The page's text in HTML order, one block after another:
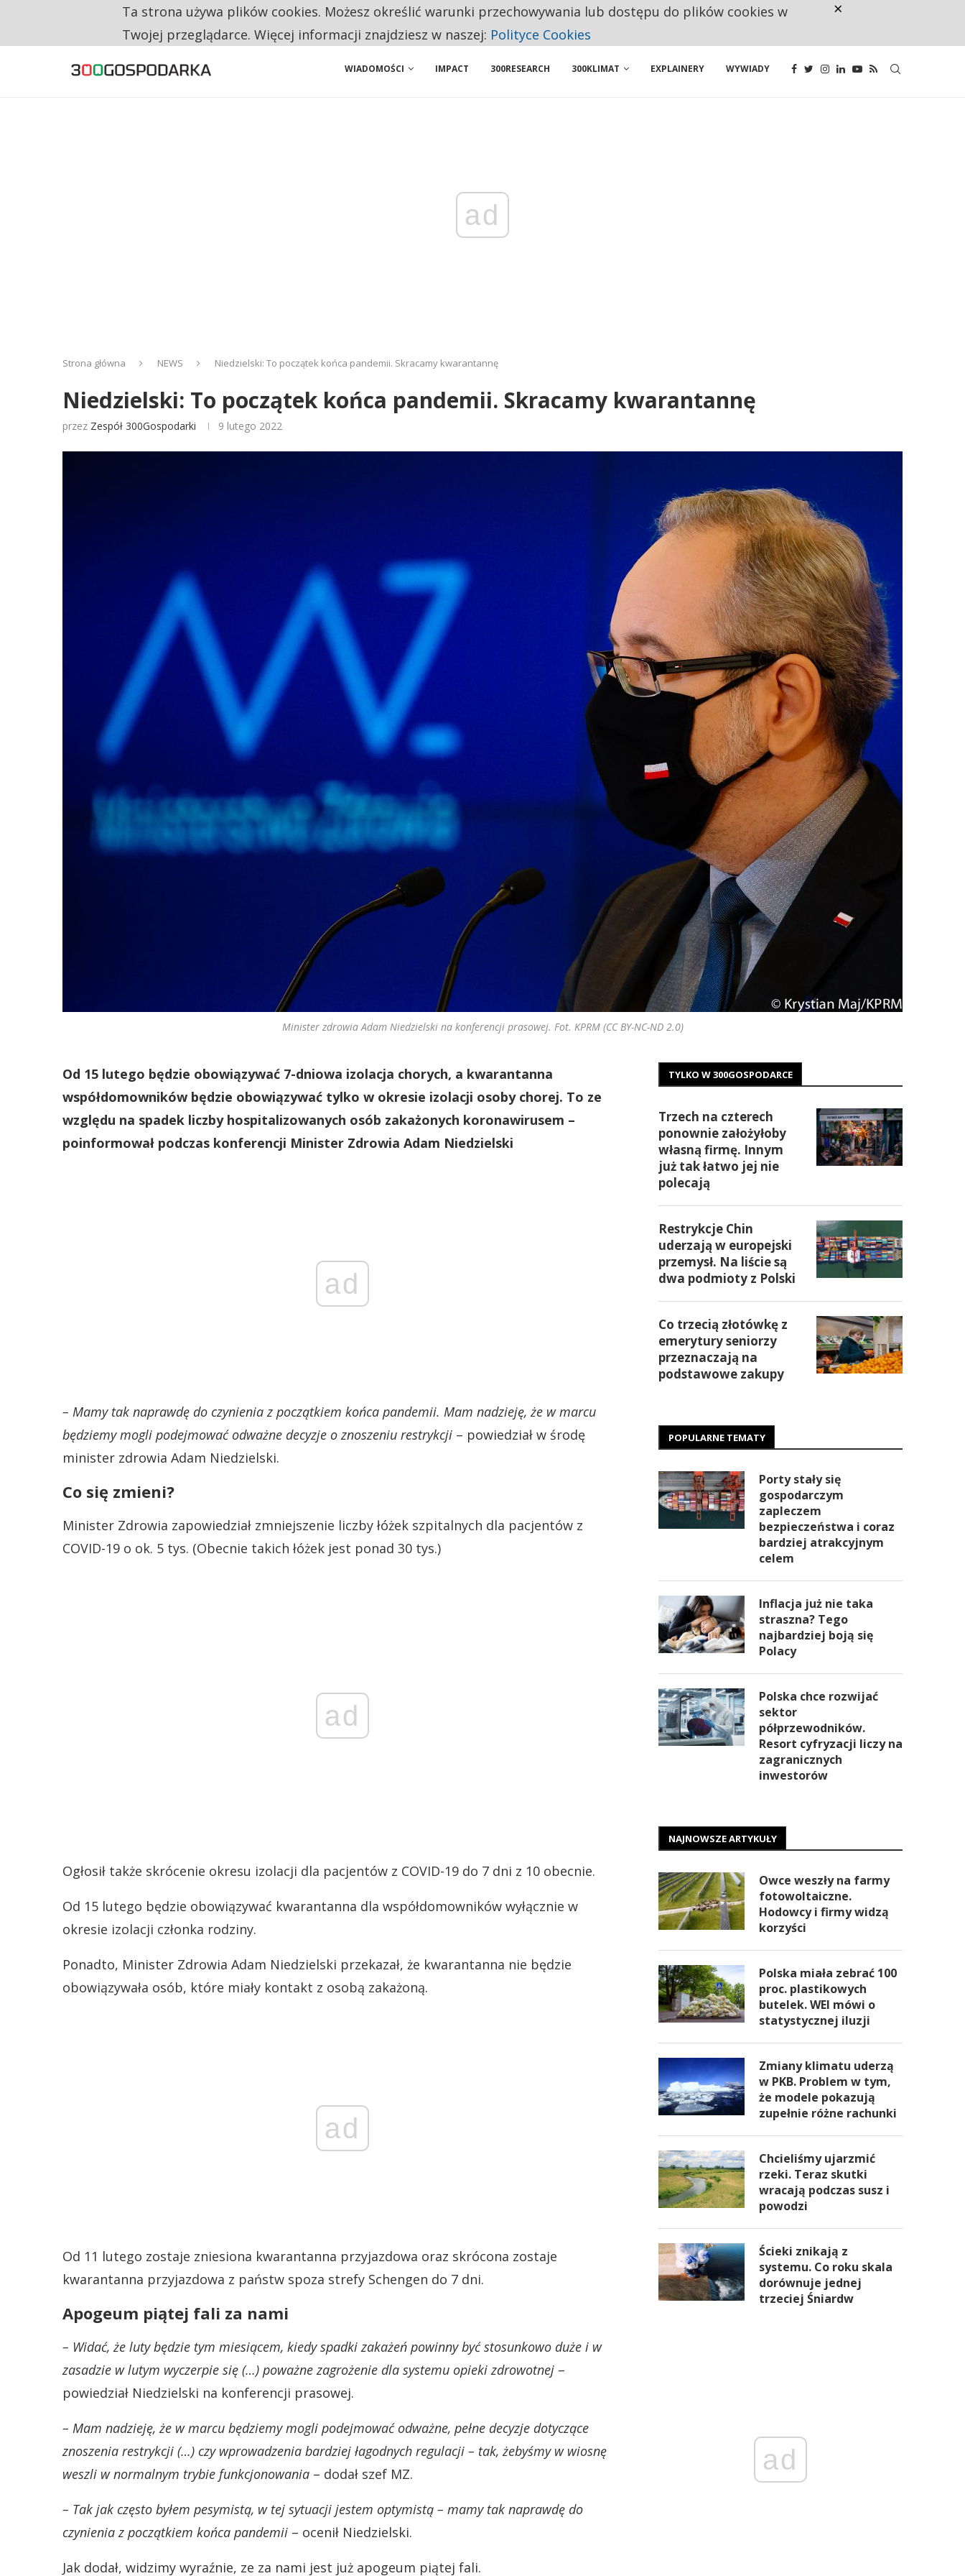
CO TRZECIĄ ZŁOTÓWKĘ Z EMERYTURY SENIORZY PRZEZNACZAJĄ NA PODSTAWOWE ZAKUPY
WIADOMOŚCI IMPACT 300RESEARCH 300KLIMAT EXPLAINERY WYWIADY
ad
Strona główna NEWS Niedzielski: To początek końca pandemii. Skracamy kwarantannę
Niedzielski: To początek końca pandemii. Skracamy kwarantannę
przez Zespół 300Gospodarki 9 lutego 2022
Minister zdrowia Adam Niedzielski na konferencji prasowej. Fot. KPRM (CC BY-NC-ND 2.0)
Od 15 lutego będzie obowiązywać 7-dniowa izolacja chorych, a kwarantanna
współdomowników będzie obowiązywać tylko w okresie izolacji osoby chorej. To ze
względu na spadek liczby hospitalizowanych osób zakażonych koronawirusem –
poinformował podczas konferencji Minister Zdrowia Adam Niedzielski
ad
– Mamy tak naprawdę do czynienia z początkiem końca pandemii. Mam nadzieję, że w marcu
będziemy mogli podejmować odważne decyzje o znoszeniu restrykcji – powiedział w środę
minister zdrowia Adam Niedzielski.
Co się zmieni?
Minister Zdrowia zapowiedział zmniejszenie liczby łóżek szpitalnych dla pacjentów z
COVID-19 o ok. 5 tys. (Obecnie takich łóżek jest ponad 30 tys.)
ad
Ogłosił także skrócenie okresu izolacji dla pacjentów z COVID-19 do 7 dni z 10 obecnie.
Od 15 lutego będzie obowiązywać kwarantanna dla współdomowników wyłącznie w
okresie izolacji członka rodziny.
Ponadto, Minister Zdrowia Adam Niedzielski przekazał, że kwarantanna nie będzie
obowiązywała osób, które miały kontakt z osobą zakażoną.
ad
Od 11 lutego zostaje zniesiona kwarantanna przyjazdowa oraz skrócona zostaje
kwarantanna przyjazdowa z państw spoza strefy Schengen do 7 dni.
Apogeum piątej fali za nami
– Widać, że luty będzie tym miesiącem, kiedy spadki zakażeń powinny być stosunkowo duże i w
zasadzie w lutym wyczerpie się (…) poważne zagrożenie dla systemu opieki zdrowotnej –
powiedział Niedzielski na konferencji prasowej.
– Mam nadzieję, że w marcu będziemy mogli podejmować odważne, pełne decyzje dotyczące
znoszenia restrykcji (…) czy wprowadzenia bardziej łagodnych regulacji – tak, żebyśmy w wiosnę
weszli w normalnym trybie funkcjonowania – dodał szef MZ.
– Tak jak często byłem pesymistą, w tej sytuacji jestem optymistą – mamy tak naprawdę do
czynienia z początkiem końca pandemii – ocenił Niedzielski.
Jak dodał, widzimy wyraźnie, ze za nami jest już apogeum piątej fali.
TYLKO W 300GOSPODARCE
Trzech na czterech
ponownie założyłoby
własną firmę. Innym
już tak łatwo jej nie
polecają
Restrykcje Chin
uderzają w europejski
przemysł. Na liście są
dwa podmioty z Polski
Co trzecią złotówkę z
emerytury seniorzy
przeznaczają na
podstawowe zakupy
POPULARNE TEMATY
Porty stały się
gospodarczym
zapleczem
bezpieczeństwa i coraz
bardziej atrakcyjnym
celem
Inflacja już nie taka
straszna? Tego
najbardziej boją się
Polacy
Polska chce rozwijać
sektor
półprzewodników.
Resort cyfryzacji liczy na
zagranicznych
inwestorów
NAJNOWSZE ARTYKUŁY
Owce weszły na farmy
fotowoltaiczne.
Hodowcy i firmy widzą
korzyści
Polska miała zebrać 100
proc. plastikowych
butelek. WEI mówi o
statystycznej iluzji
Zmiany klimatu uderzą
w PKB. Problem w tym,
że modele pokazują
zupełnie różne rachunki
Chcieliśmy ujarzmić
rzeki. Teraz skutki
wracają podczas susz i
powodzi
Ścieki znikają z
systemu. Co roku skala
dorównuje jednej
trzeciej Śniardw
ad
Ta strona używa plików cookies. Możesz określić warunki przechowywania lub dostępu do plików cookies w
Twojej przeglądarce. Więcej informacji znajdziesz w naszej: Polityce Cookies
×